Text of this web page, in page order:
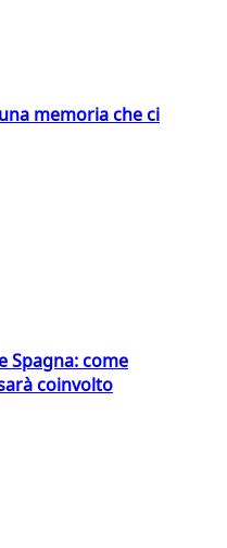
memoria che ci
Spagna: come
coinvolto